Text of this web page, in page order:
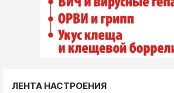
ЛЕНТА НАСТРОЕНИЯ